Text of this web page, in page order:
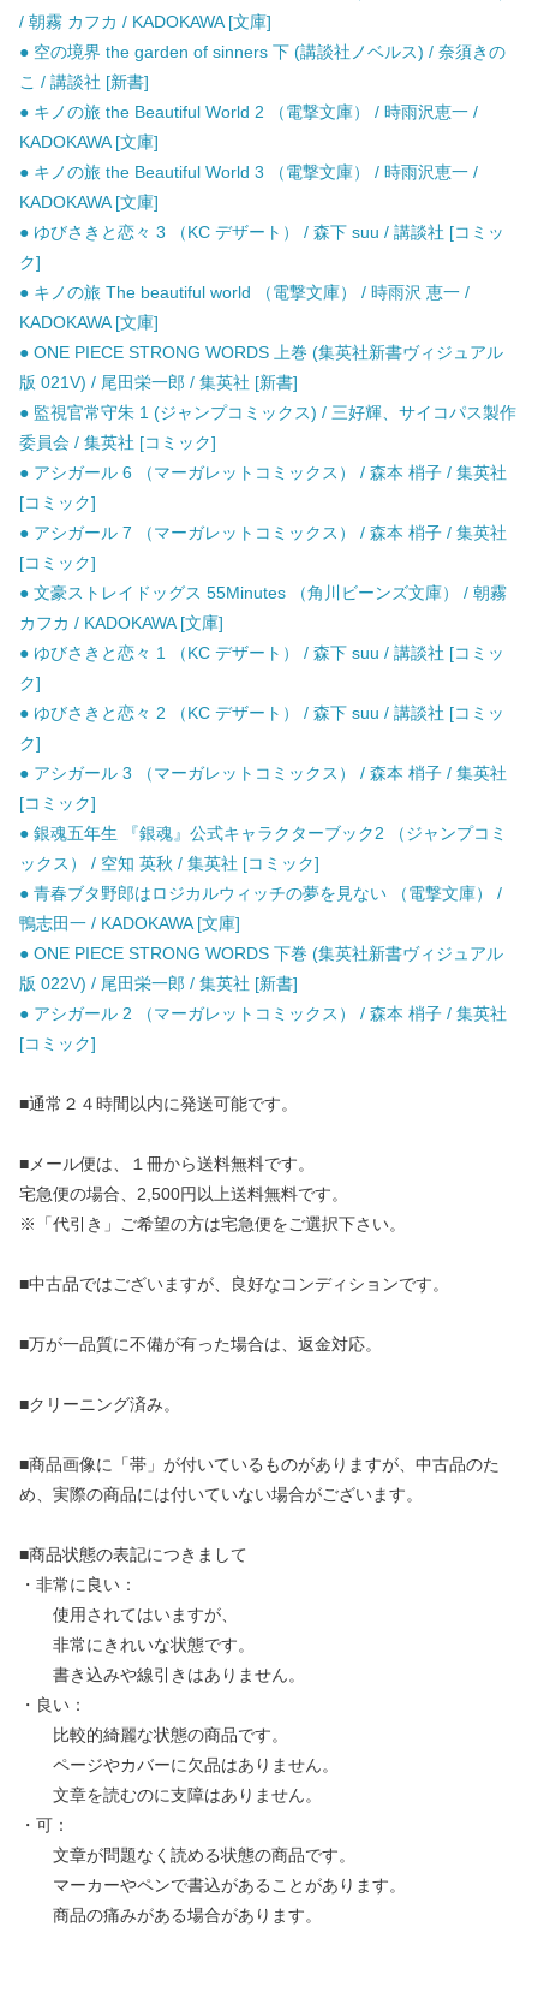
/ 朝霧 カフカ / KADOKAWA [文庫]
● 空の境界 the garden of sinners 下 (講談社ノベルス) / 奈須きの
こ / 講談社 [新書]
● キノの旅 the Beautiful World 2 （電撃文庫） / 時雨沢恵一 /
KADOKAWA [文庫]
● キノの旅 the Beautiful World 3 （電撃文庫） / 時雨沢恵一 /
KADOKAWA [文庫]
● ゆびさきと恋々 3 （KC デザート） / 森下 suu / 講談社 [コミッ
ク]
● キノの旅 The beautiful world （電撃文庫） / 時雨沢 恵一 /
KADOKAWA [文庫]
● ONE PIECE STRONG WORDS 上巻 (集英社新書ヴィジュアル
版 021V) / 尾田栄一郎 / 集英社 [新書]
● 監視官常守朱 1 (ジャンプコミックス) / 三好輝、サイコパス製作
委員会 / 集英社 [コミック]
● アシガール 6 （マーガレットコミックス） / 森本 梢子 / 集英社
[コミック]
● アシガール 7 （マーガレットコミックス） / 森本 梢子 / 集英社
[コミック]
● 文豪ストレイドッグス 55Minutes （角川ビーンズ文庫） / 朝霧
カフカ / KADOKAWA [文庫]
● ゆびさきと恋々 1 （KC デザート） / 森下 suu / 講談社 [コミッ
ク]
● ゆびさきと恋々 2 （KC デザート） / 森下 suu / 講談社 [コミッ
ク]
● アシガール 3 （マーガレットコミックス） / 森本 梢子 / 集英社
[コミック]
● 銀魂五年生 『銀魂』公式キャラクターブック2 （ジャンプコミ
ックス） / 空知 英秋 / 集英社 [コミック]
● 青春ブタ野郎はロジカルウィッチの夢を見ない （電撃文庫） /
鴨志田一 / KADOKAWA [文庫]
● ONE PIECE STRONG WORDS 下巻 (集英社新書ヴィジュアル
版 022V) / 尾田栄一郎 / 集英社 [新書]
● アシガール 2 （マーガレットコミックス） / 森本 梢子 / 集英社
[コミック]
■通常２４時間以内に発送可能です。
■メール便は、１冊から送料無料です。
宅急便の場合、2,500円以上送料無料です。
※「代引き」ご希望の方は宅急便をご選択下さい。
■中古品ではございますが、良好なコンディションです。
■万が一品質に不備が有った場合は、返金対応。
■クリーニング済み。
■商品画像に「帯」が付いているものがありますが、中古品のた
め、実際の商品には付いていない場合がございます。
■商品状態の表記につきまして
・非常に良い：
使用されてはいますが、
非常にきれいな状態です。
書き込みや線引きはありません。
・良い：
比較的綺麗な状態の商品です。
ページやカバーに欠品はありません。
文章を読むのに支障はありません。
・可：
文章が問題なく読める状態の商品です。
マーカーやペンで書込があることがあります。
商品の痛みがある場合があります。